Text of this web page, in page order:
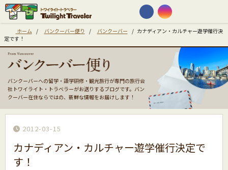
ホーム / バンクーバー便り / バンクーバー / カナディアン・カルチャー遊学催行決
定です！
バンクーバーへの留学・語学研修・観光旅行が専門の旅行会
社トワイライト・トラベラーがお送りするブログです。バン
クーバー在住ならではの、新鮮な情報をお届けします！
2012-03-15
カナディアン・カルチャー遊学催行決定で
す！